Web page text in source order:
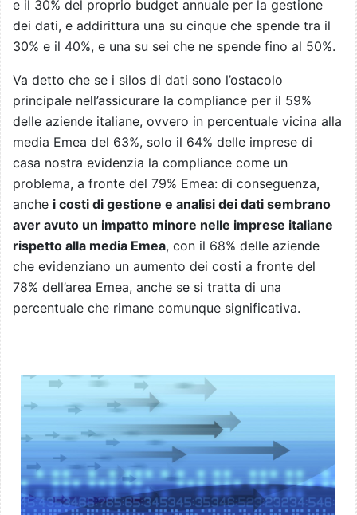
e il 30% del proprio budget annuale per la gestione
dei dati, e addirittura una su cinque che spende tra il
30% e il 40%, e una su sei che ne spende fino al 50%.
Va detto che se i silos di dati sono l’ostacolo
principale nell’assicurare la compliance per il 59%
delle aziende italiane, ovvero in percentuale vicina alla
media Emea del 63%, solo il 64% delle imprese di
casa nostra evidenzia la compliance come un
problema, a fronte del 79% Emea: di conseguenza,
anche i costi di gestione e analisi dei dati sembrano
aver avuto un impatto minore nelle imprese italiane
rispetto alla media Emea, con il 68% delle aziende
che evidenziano un aumento dei costi a fronte del
78% dell’area Emea, anche se si tratta di una
percentuale che rimane comunque significativa.